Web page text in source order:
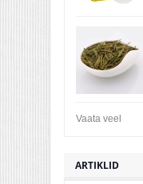
Vaata veel
ARTIKLID